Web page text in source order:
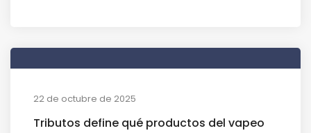
22 de octubre de 2025
Tributos define qué productos del vapeo